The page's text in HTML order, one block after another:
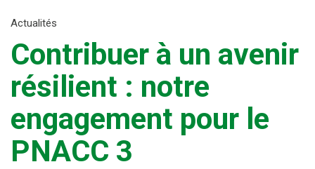
Actualités
Contribuer à un avenir
résilient : notre
engagement pour le
PNACC 3